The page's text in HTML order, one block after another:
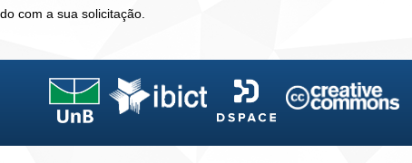
com a sua solicitação.